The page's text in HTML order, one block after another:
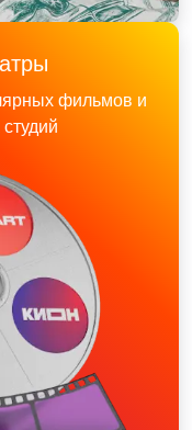
фильмов и